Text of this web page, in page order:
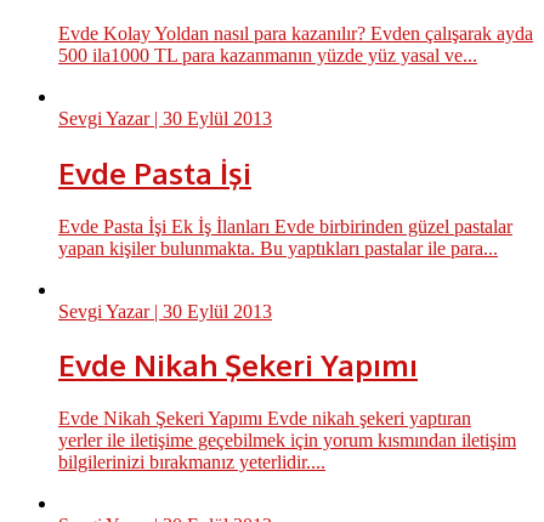
Evde Kolay Yoldan nasıl para kazanılır? Evden çalışarak ayda
500 ila1000 TL para kazanmanın yüzde yüz yasal ve...
Sevgi Yazar| 30 Eylül 2013
Evde Pasta İşi
Evde Pasta İşi Ek İş İlanları Evde birbirinden güzel pastalar
yapan kişiler bulunmakta. Bu yaptıkları pastalar ile para...
Sevgi Yazar| 30 Eylül 2013
Evde Nikah Şekeri Yapımı
Evde Nikah Şekeri Yapımı Evde nikah şekeri yaptıran
yerler ile iletişime geçebilmek için yorum kısmından iletişim
bilgilerinizi bırakmanız yeterlidir....